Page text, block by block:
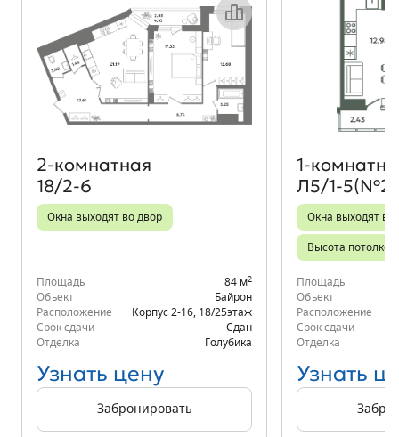
Объект месяца
2‑комнатная
18/2-6
Окна выходят во двор
Площадь 84 м2
Объект
Байрон
Расположение
Корпус 2-16 18/25этаж
Срок сдачи
Сдан
Отделка
Голубика
Узнать цену
Забронировать
Л5/1-
Окна выходят во
Высота
Площадь
Объект
Расположение
Срок сдачи
Отделка
Узнать